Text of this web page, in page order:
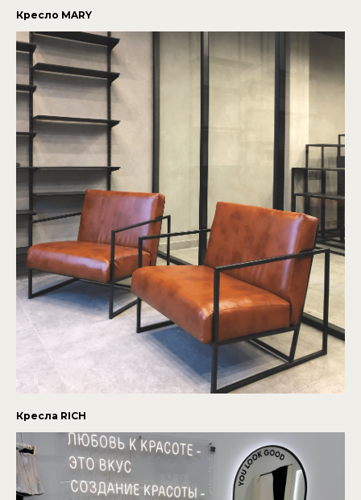
Кресло MARY
Кресла RICH